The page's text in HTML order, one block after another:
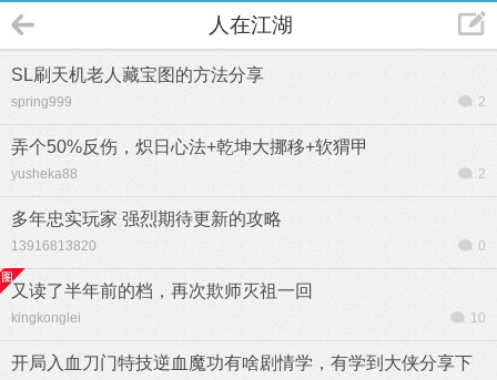
人在江湖
SL刷天机老人藏宝图的方法分享
spring999 2
弄个50%反伤，炽日心法+乾坤大挪移+软猬甲
yusheka88 2
多年忠实玩家 强烈期待更新的攻略
13916813820 0
又读了半年前的档，再次欺师灭祖一回
kingkonglei 10
开局入血刀门特技逆血魔功有啥剧情学，有学到大侠分享下